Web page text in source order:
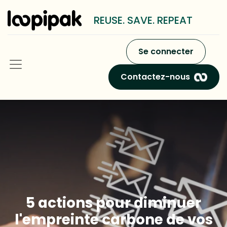
REUSE. SAVE. REPEAT
Se connecter
Contactez-nous
5 actions pour diminuer
l'empreinte carbone de vos